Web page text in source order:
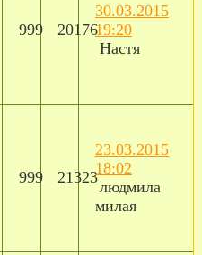
999 20176
30.03.2015
19:20
Настя
999 21323
23.03.2015
18:02
людмила
милая